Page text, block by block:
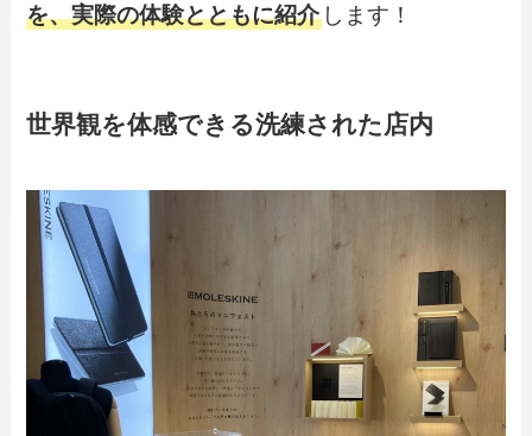
を、実際の体験とともに紹介 します！
世界観を体感できる洗練された店内